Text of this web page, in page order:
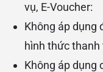
vụ, E-Voucher:
Không áp dụng
hình thức thanh
Không áp dụng